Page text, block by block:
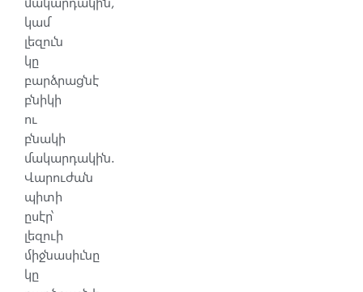
մակարդակին,
կամ
լեզուն
կը
բարձրացնէ
բնիկի
ու
բնակի
մակարդակին.
Վարուժան
պիտի
ըսէր՝
լեզուի
միջնասիւնը
կը